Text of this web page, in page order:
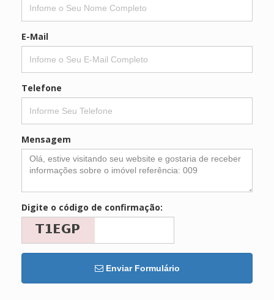
E-Mail
Telefone
Mensagem
Digite o código de confirmação:
Enviar Formulário